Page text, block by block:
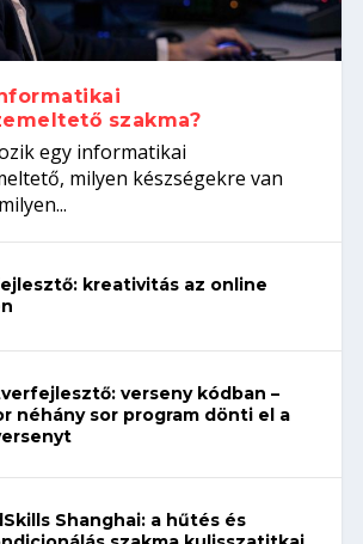
az esélyedet az
szakma?
egy informatikai
milyen készségekre van
kreativitás az online
verseny kódban –
néhány sor program dönti el a
Shanghai: a hűtés és